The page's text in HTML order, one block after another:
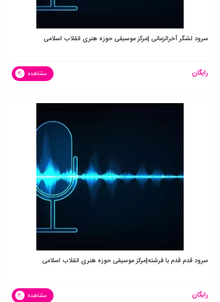
سرود لشگر آخرالزمانی |مرکز موسیقی حوزه هنری انقلاب اسلامی
رایگان مشاهده
سرود قدم قدم با فرشته|مرکز موسیقی حوزه هنری انقلاب اسلامی
رایگان مشاهده